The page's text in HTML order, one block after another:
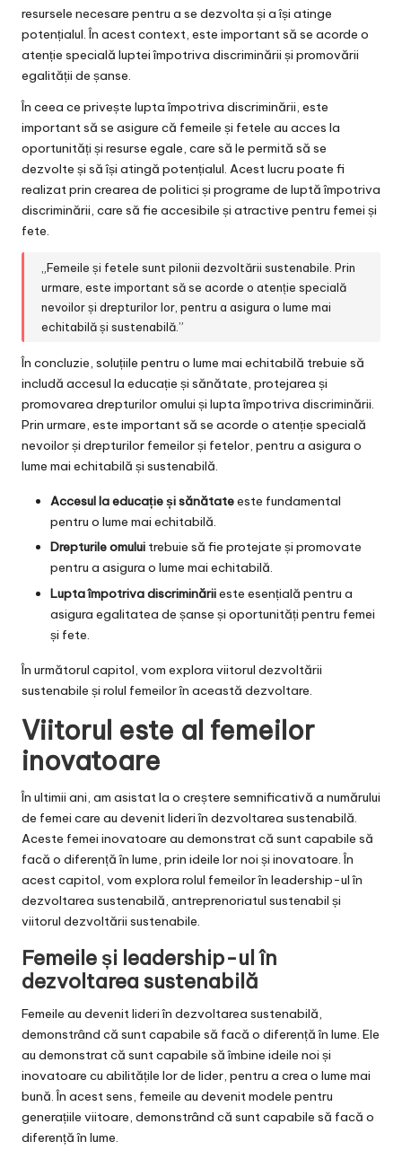
resursele necesare pentru a se dezvolta și a își atinge
potențialul. În acest context, este important să se acorde o
atenție specială luptei împotriva discriminării și promovării
egalității de șanse.
În ceea ce privește lupta împotriva discriminării, este
important să se asigure că femeile și fetele au acces la
oportunități și resurse egale, care să le permită să se
dezvolte și să își atingă potențialul. Acest lucru poate fi
realizat prin crearea de politici și programe de luptă împotriva
discriminării, care să fie accesibile și atractive pentru femei și
fete.
„Femeile și fetele sunt pilonii dezvoltării sustenabile. Prin
urmare, este important să se acorde o atenție specială
nevoilor și drepturilor lor, pentru a asigura o lume mai
echitabilă și sustenabilă.”
În concluzie, soluțiile pentru o lume mai echitabilă trebuie să
includă accesul la educație și sănătate, protejarea și
promovarea drepturilor omului și lupta împotriva discriminării.
Prin urmare, este important să se acorde o atenție specială
nevoilor și drepturilor femeilor și fetelor, pentru a asigura o
lume mai echitabilă și sustenabilă.
Accesul la educație și sănătateeste fundamental
pentru o lume mai echitabilă.
Drepturile omului trebuie să fie protejate și promovate
pentru a asigura o lume mai echitabilă.
Lupta împotriva discriminăriieste esențială pentru a
asigura egalitatea de șanse și oportunități pentru femei
și fete.
În următorul capitol, vom explora viitorul dezvoltării
sustenabile și rolul femeilor în această dezvoltare.
Viitorul este al femeilor
inovatoare
În ultimii ani, am asistat la o creștere semnificativă a numărului
de femei care au devenit lideri în dezvoltarea sustenabilă.
Aceste femei inovatoare au demonstrat că sunt capabile să
facă o diferență în lume, prin ideile lor noi și inovatoare. În
acest capitol, vom explora rolul femeilor în leadership-ul în
dezvoltarea sustenabilă, antreprenoriatul sustenabil și
viitorul dezvoltării sustenabile.
Femeile și leadership-ul în
dezvoltarea sustenabilă
Femeile au devenit lideri în dezvoltarea sustenabilă,
demonstrând că sunt capabile să facă o diferență în lume. Ele
au demonstrat că sunt capabile să îmbine ideile noi și
inovatoare cu abilitățile lor de lider, pentru a crea o lume mai
bună. În acest sens, femeile au devenit modele pentru
generațiile viitoare, demonstrând că sunt capabile să facă o
diferență în lume.